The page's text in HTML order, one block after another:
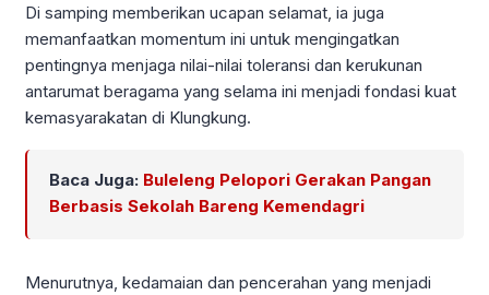
Di samping memberikan ucapan selamat, ia juga
memanfaatkan momentum ini untuk mengingatkan
pentingnya menjaga nilai-nilai toleransi dan kerukunan
antarumat beragama yang selama ini menjadi fondasi kuat
kemasyarakatan di Klungkung.
Baca Juga: Buleleng Pelopori Gerakan Pangan
Berbasis Sekolah Bareng Kemendagri
Menurutnya, kedamaian dan pencerahan yang menjadi